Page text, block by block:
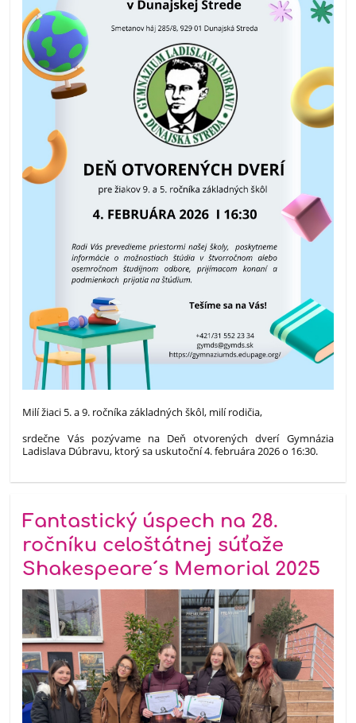
Milí žiaci 5. a 9. ročníka základných škôl, milí rodičia,
srdečne Vás pozývame na Deň otvorených dverí Gymnázia
Ladislava Dúbravu, ktorý sa uskutoční 4. februára 2026 o 16:30.
Fantastický úspech na 28.
ročníku celoštátnej súťaže
Shakespeare´s Memorial 2025